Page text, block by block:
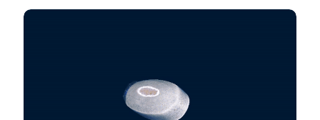
防射线损伤功能